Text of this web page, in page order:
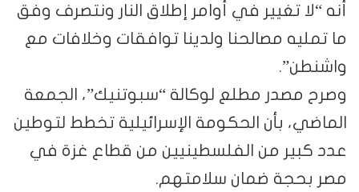
أنه “لا تغيير في أوامر إطلاق النار ونتصرف وفق
ما تمليه مصالحنا ولدينا توافقات وخلافات مع
واشنطن”.
وصرح مصدر مطلع لوكالة “سبوتنيك”، الجمعة
الماضي، بأن الحكومة الإسرائيلية تخطط لتوطين
عدد كبير من الفلسطينيين من قطاع غزة في
مصر بحجة ضمان سلامتهم.